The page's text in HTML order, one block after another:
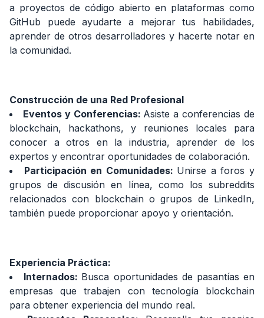
a proyectos de código abierto en plataformas como
GitHub puede ayudarte a mejorar tus habilidades,
aprender de otros desarrolladores y hacerte notar en
la comunidad.
Construcción de una Red Profesional
Eventos y Conferencias: Asiste a conferencias de
blockchain, hackathons, y reuniones locales para
conocer a otros en la industria, aprender de los
expertos y encontrar oportunidades de colaboración.
Participación en Comunidades: Unirse a foros y
grupos de discusión en línea, como los subreddits
relacionados con blockchain o grupos de LinkedIn,
también puede proporcionar apoyo y orientación.
Experiencia Práctica:
Internados: Busca oportunidades de pasantías en
empresas que trabajen con tecnología blockchain
para obtener experiencia del mundo real.